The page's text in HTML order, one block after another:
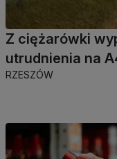
Z ciężarówki
utrudnienia na
RZESZÓW